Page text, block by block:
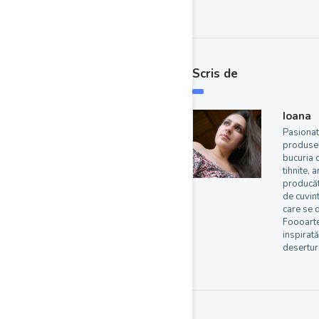
Scris de
Ioana
bucuria
tihnite,
de
care se